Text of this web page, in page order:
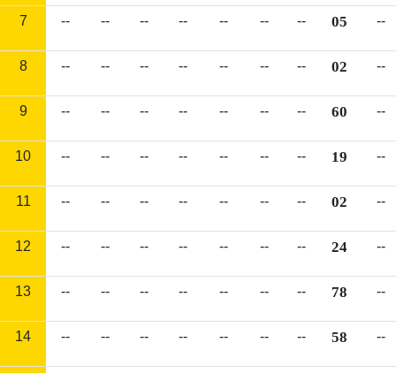
7 -- -- -- -- -- -- -- 05 --
8 -- -- -- -- -- -- -- 02 --
9 -- -- -- -- -- -- -- 60 --
10 -- -- -- -- -- -- -- 19 --
11 -- -- -- -- -- -- -- 02 --
12 -- -- -- -- -- -- -- 24 --
13 -- -- -- -- -- -- -- 78 --
14 -- -- -- -- -- -- -- 58 --